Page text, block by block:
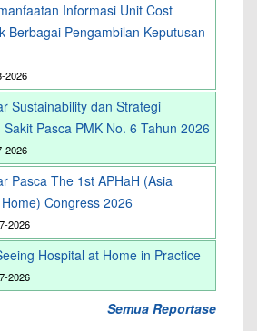
Informasi Unit Cost
Berbagai Pengambilan Keputusan
2026
Sustainability dan Strategi
Pasca PMK No. 6 Tahun 2026
2026
Pasca The 1st APHaH (Asia
Congress 2026
2026
Hospital at Home in Practice
2026
Semua Reportase